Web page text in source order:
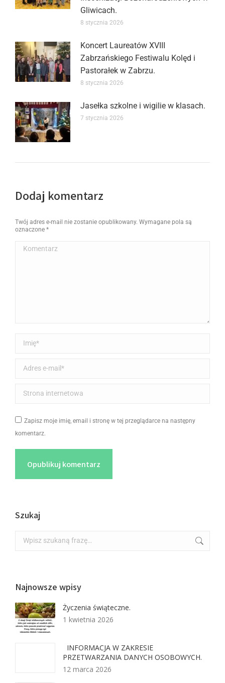
Gliwicach.
8 stycznia 2026
Koncert Laureatów XVIII
Zabrzańskiego Festiwalu Kolęd i
Pastorałek w Zabrzu.
8 stycznia 2026
Jasełka szkolne i wigilie w klasach.
7 stycznia 2026
Dodaj komentarz
Twój adres e-mail nie zostanie opublikowany. Wymagane pola są
oznaczone *
Komentarz
Imię *
Adres e-mail *
Strona internetowa
Zapisz moje imię, email i stronę w tej przeglądarce na następny
komentarz.
Opublikuj komentarz
Szukaj
Najnowsze wpisy
Życzenia świąteczne.
1 kwietnia 2026
INFORMACJA W ZAKRESIE
PRZETWARZANIA DANYCH OSOBOWYCH.
12 marca 2026